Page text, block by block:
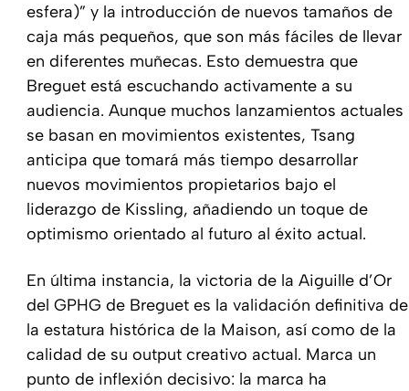
esfera)” y la introducción de nuevos tamaños de
caja más pequeños, que son más fáciles de llevar
en diferentes muñecas. Esto demuestra que
Breguet está escuchando activamente a su
audiencia. Aunque muchos lanzamientos actuales
se basan en movimientos existentes, Tsang
anticipa que tomará más tiempo desarrollar
nuevos movimientos propietarios bajo el
liderazgo de Kissling, añadiendo un toque de
optimismo orientado al futuro al éxito actual.
En última instancia, la victoria de la Aiguille d’Or
del GPHG de Breguet es la validación definitiva de
la estatura histórica de la Maison, así como de la
calidad de su output creativo actual. Marca un
punto de inflexión decisivo: la marca ha